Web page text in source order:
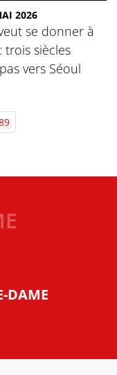
2026
se donner à
trois siècles
vers Séoul
DAME